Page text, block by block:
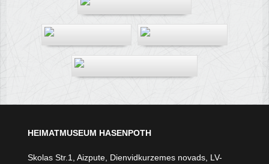
HEIMATMUSEUM HASENPOTH
Skolas Str.1, Aizpute, Dienvidkurzemes novads, LV-